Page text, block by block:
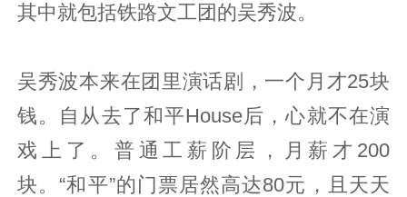
其中就包括铁路文工团的吴秀波。
吴秀波本来在团里演话剧，一个月才25块
钱。自从去了和平House后，心就不在演
戏上了。普通工薪阶层，月薪才200
块。“和平”的门票居然高达80元，且天天